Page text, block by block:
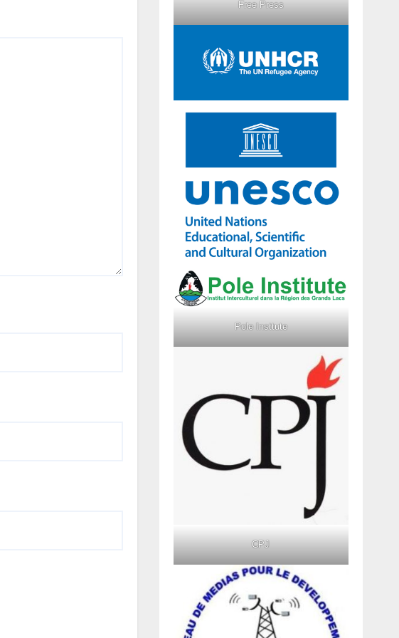
Free Press
Pole Insttute
CPJ